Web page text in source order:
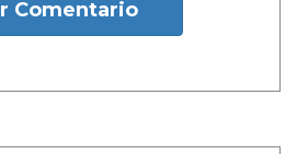
Comentario